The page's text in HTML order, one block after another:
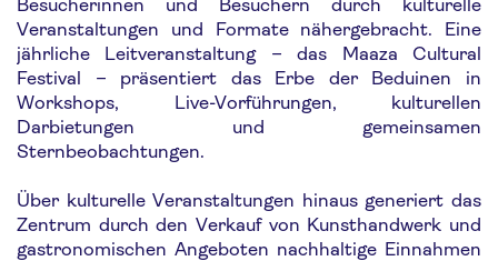
Besucherinnen und Besuchern durch kulturelle
Veranstaltungen und Formate nähergebracht. Eine
jährliche Leitveranstaltung – das Maaza Cultural
Festival – präsentiert das Erbe der Beduinen in
Workshops, Live-Vorführungen, kulturellen
Darbietungen und gemeinsamen
Sternbeobachtungen.
Über kulturelle Veranstaltungen hinaus generiert das
Zentrum durch den Verkauf von Kunsthandwerk und
gastronomischen Angeboten nachhaltige Einnahmen